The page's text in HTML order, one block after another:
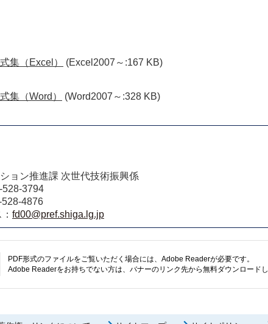
集（Excel） (Excel2007～:167 KB)
集（Word） (Word2007～:328 KB)
ョン推進課 次世代技術振興係
528-3794
4876
fd00@pref.shiga.lg.jp
PDF形式のファイルをご覧いただく場合には、Adobe Readerが必要です。
Adobe Readerをお持ちでない方は、バナーのリンク先から無料ダウンロードし